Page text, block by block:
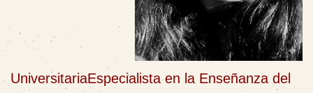
UniversitariaEspecialista en la Enseñanza del